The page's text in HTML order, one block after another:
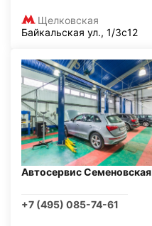
Щелковская
Байкальская ул., 1/3с12
Автосервис Семеновская
+7 (495) 085-74-61